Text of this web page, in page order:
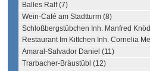
Balles Ralf (7)
Wein-Café am Stadtturm (8)
Schloßbergstübchen Inh. Manfred
Restaurant Im Kittchen Inh. Cornelia
Amaral-Salvador Daniel (11)
Trarbacher-Bräustübl (12)